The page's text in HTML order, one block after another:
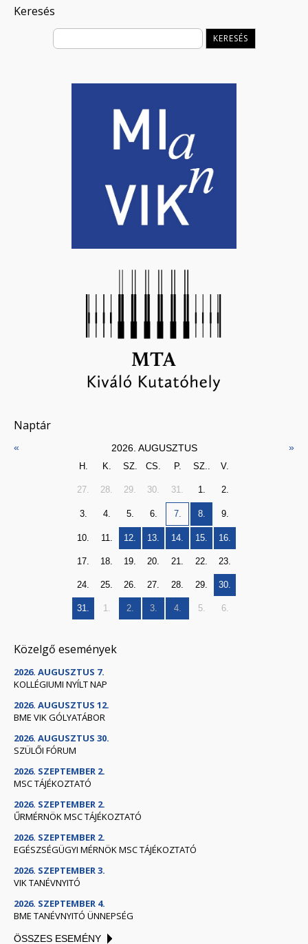
Keresés
Naptár
« 2026. AUGUSZTUS »
H. K. SZ. CS. P. SZ.. V.
27. 28. 29. 30. 31. 1. 2.
3. 4. 5. 6. 7. 8. 9.
10. 11. 12. 13. 14. 15. 16.
17. 18. 19. 20. 21. 22. 23.
24. 25. 26. 27. 28. 29. 30.
31. 1. 2. 3. 4. 5. 6.
Közelgő események
2026. AUGUSZTUS 7.
KOLLÉGIUMI NYÍLT NAP
2026. AUGUSZTUS 12.
BME VIK GÓLYATÁBOR
2026. AUGUSZTUS 30.
SZÜLŐI FÓRUM
2026. SZEPTEMBER 2.
MSC TÁJÉKOZTATÓ
2026. SZEPTEMBER 2.
ŰRMÉRNÖK MSC TÁJÉKOZTATÓ
2026. SZEPTEMBER 2.
EGÉSZSÉGÜGYI MÉRNÖK MSC TÁJÉKOZTATÓ
2026. SZEPTEMBER 3.
VIK TANÉVNYITÓ
2026. SZEPTEMBER 4.
BME TANÉVNYITÓ ÜNNEPSÉG
ÖSSZES ESEMÉNY